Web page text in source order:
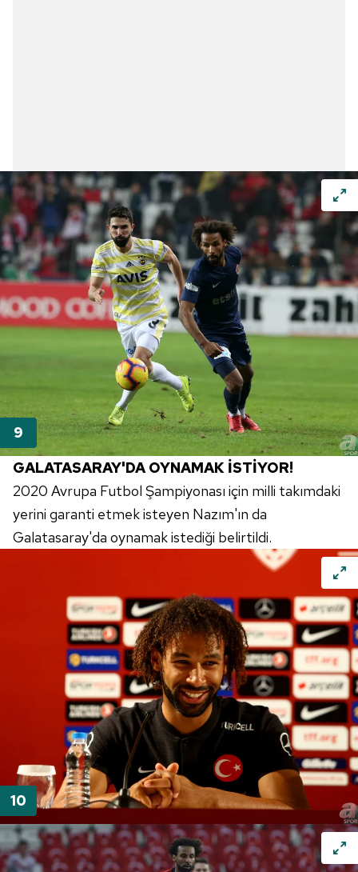
GALATASARAY'DA OYNAMAK İSTİYOR!
2020 Avrupa Futbol Şampiyonası için milli takımdaki
yerini garanti etmek isteyen Nazım'ın da
Galatasaray'da oynamak istediği belirtildi.